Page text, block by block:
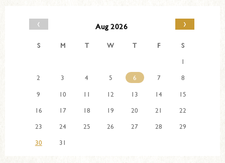
‹ Aug 2026 ›
S M T W T F
S
1
2
3 4 5 6 7
8
9
10 11 12 13 14
15
16
17 18 19 20 21
22
23
24 25 26 27 28
29
30
31